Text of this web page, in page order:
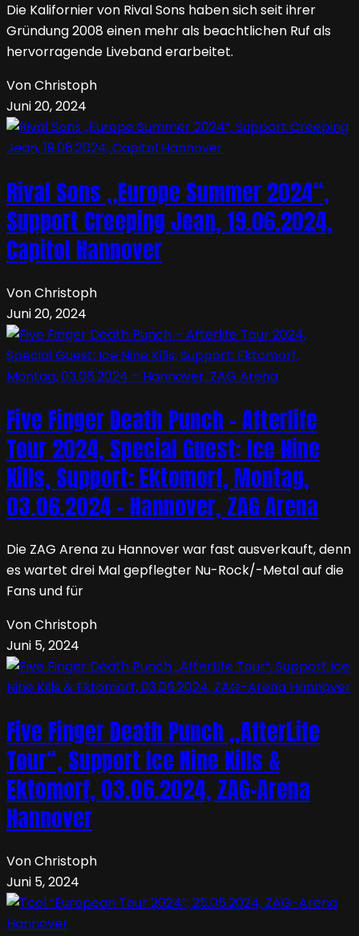
Die Kalifornier von Rival Sons haben sich seit ihrer
Gründung 2008 einen mehr als beachtlichen Ruf als
hervorragende Liveband erarbeitet.
Von Christoph
Juni 20, 2024
Rival Sons „Europe Summer 2024“,
Support Creeping Jean, 19.06.2024,
Capitol Hannover
Von Christoph
Juni 20, 2024
Five Finger Death Punch – Afterlife
Tour 2024, Special Guest: Ice Nine
Kills, Support: Ektomorf, Montag,
03.06.2024 – Hannover, ZAG Arena
Die ZAG Arena zu Hannover war fast ausverkauft, denn
es wartet drei Mal gepflegter Nu-Rock/-Metal auf die
Fans und für
Von Christoph
Juni 5, 2024
Five Finger Death Punch „AfterLife
Tour“, Support Ice Nine Kills &
Ektomorf, 03.06.2024, ZAG-Arena
Hannover
Von Christoph
Juni 5, 2024